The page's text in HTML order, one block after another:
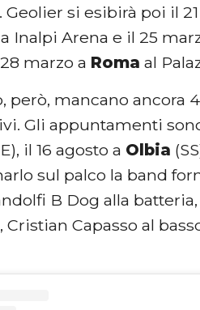
Geolier si esibirà poi il
Inalpi Arena e il 25
marzo a Roma al
però, mancano ancora
Gli appuntamenti
il 16 agosto a Olbia
sul palco la band
B Dog alla batteria,
Cristian Capasso al